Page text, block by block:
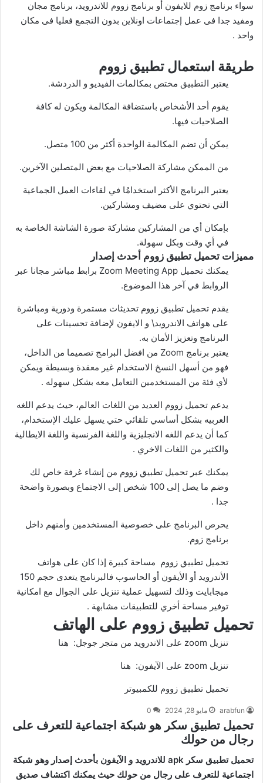
سواء برنامج زوم للايفون أو برنامج زووم للاندرويد، برنامج مجان
ومفيد جدا فى عمل إجتماعات اونلاين بدون التجمع فعليا فى مكان
واحد .
طريقة استعمال تطبيق زووم
يعتبر التطبيق مختص بمكالمات الفيديو و الدردشة.
يقوم أحد الأشخاص باستضافة المكالمة ويكون له كافة
الصلاحيات فيها.
يمكن أن تضم المكالمة الواحدة أكثر من 100 متصل.
من الممكن مشاركة الصلاحيات مع بعض المتصلين الآخرين.
يعتبر البرنامج الأكثر استخدامُا في لقاءات العمل الجماعية
التي تحتوي على مضيف ومشاركين.
بإمكان أي من المشاركين مشاركة صورة الشاشة الخاصة به
في أي وقت وبكل سهولة.
مميزات تحميل تطبيق زووم أحدث إصدار
يمكنك تحميل Zoom Meeting App برابط مباشر مجانا عبر
الروابط في آخر هذا الموضوع.
يقدم تحميل تطبيق زووم تحديثات مستمرة ودورية ومباشرة
على هواتف الاندرويد\ و الايفون لإضافة تحسينات على
البرنامج وتعزيز الأمان به.
يعتبر برنامج Zoom من افضل البرامج تصميما من الداخل،
فهو من أسهل النسخ الاستخدام غير معقدة وبسيطة ويمكن
لأي فئة من المستخدمين التعامل معه بشكل سهوله .
يدعم تحميل زووم العديد من اللغات العالم، حيث يدعم اللغه
العربيه بشكل أساسي تلقائي حتي يسهل عليك الإستخدام،
كما أن يدعم اللغه الانجليزية واللغة الفرنسية واللغة الايطالية
والكثير من اللغات الاخري .
يمكنك عبر تحميل تطبيق زووم من إنشاء غرفة خاص لك
وضم ما يصل إلى 100 شخص إلى الاجتماع وبصورة واضحة
جدا .
يحرص البرنامج على خصوصية المستخدمين وأمنهم داخل
برنامج زوم.
تحميل تطبيق زووم مساحة كبيرة إذا كان على هواتف
الأندرويد أو الأيفون أو الحاسوب فالبرنامج يتعدى حجم 150
ميجابايت وذلك لتسهيل عملية تنزيل على الجوال مع امكانية
توفير مساحة أخري للتطبيقات مشابهة .
تحميل تطبيق زووم على الهاتف
تنزيل zoom على الاندرويد من متجر جوجل: هنا
تنزيل zoom على الآيفون: هنا
تحميل تطبيق زووم للكمبيوتر
arabfun مايو 28, 2024 0
تحميل تطبيق سكر هو شبكة اجتماعية للتعرف على
رجال من حولك
تحميل تطبيق سكر apk للاندرويد و الآيفون بأحدث إصدار وهو شبكة
اجتماعية للتعرف على رجال من حولك حيث يمكنك اكتشاف صديق